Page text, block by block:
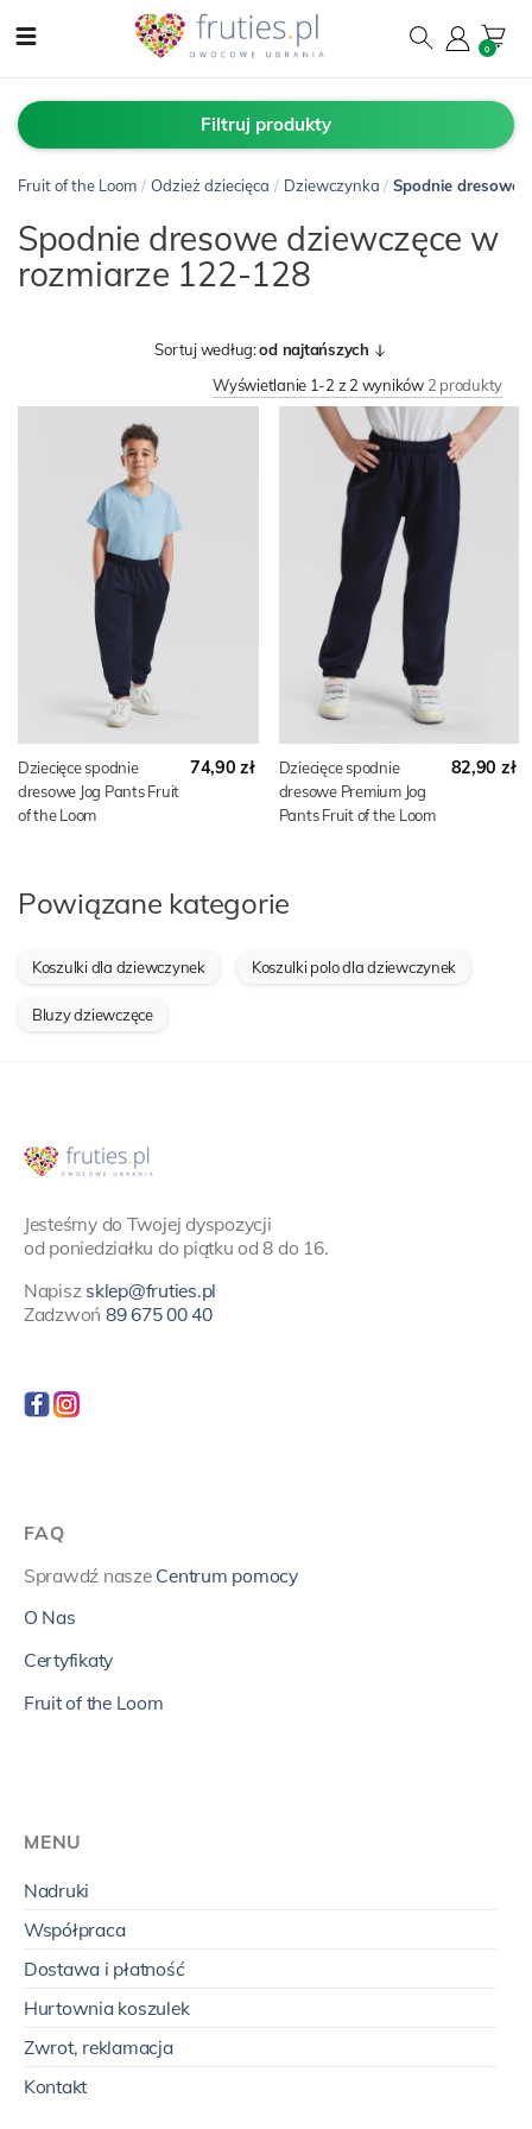
0
Filtruj produkty
Fruit of the Loom / Odzież dziecięca / Dziewczynka / Spodnie dresowe
Spodnie dresowe dziewczęce w
rozmiarze 122-128
Sortuj według:od najtańszych
Wyświetlanie 1-2 z 2 wyników 2 produkty
Dziecięce spodnie
dresowe Jog Pants Fruit
of the Loom
74,90 zł
Dziecięce spodnie
dresowe Premium Jog
Pants Fruit of the Loom
82,90 zł
Powiązane kategorie
Koszulki dla dziewczynek Koszulki polo dla dziewczynek
Bluzy dziewczęce
Jesteśmy do Twojej dyspozycji
od poniedziałku do piątku od 8 do 16.
Napisz sklep@fruties.pl
Zadzwoń 89 675 00 40
FAQ
Sprawdź nasze Centrum pomocy
O Nas
Certyfikaty
Fruit of the Loom
MENU
Nadruki
Współpraca
Dostawa i płatność
Hurtownia koszulek
Zwrot, reklamacja
Kontakt